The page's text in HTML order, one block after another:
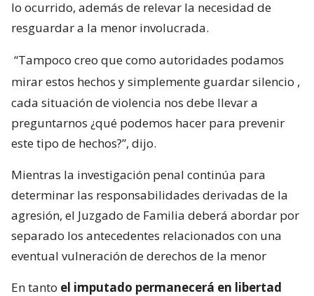
lo ocurrido, además de relevar la necesidad de
resguardar a la menor involucrada.
“Tampoco creo que como autoridades podamos
mirar estos hechos y simplemente guardar silencio ,
cada situación de violencia nos debe llevar a
preguntarnos ¿qué podemos hacer para prevenir
este tipo de hechos?”, dijo.
Mientras la investigación penal continúa para
determinar las responsabilidades derivadas de la
agresión, el Juzgado de Familia deberá abordar por
separado los antecedentes relacionados con una
eventual vulneración de derechos de la menor
En tanto el imputado permanecerá en libertad